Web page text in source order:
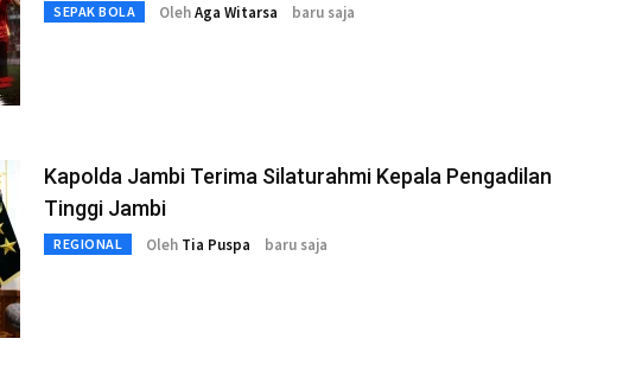
SEPAK BOLA OlehAga Witarsa baru saja
Kapolda Jambi Terima Silaturahmi Kepala Pengadilan
Tinggi Jambi
REGIONAL Oleh Tia Puspa baru saja